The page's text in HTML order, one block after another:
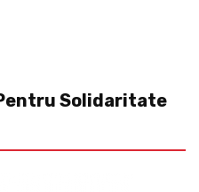
Solidaritate